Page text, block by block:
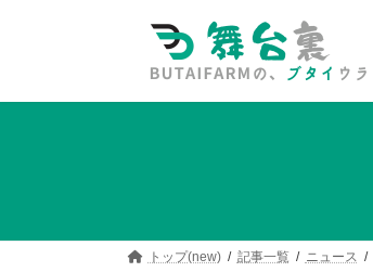
ツ
シ
トップ(new) 記事一覧 ニュース